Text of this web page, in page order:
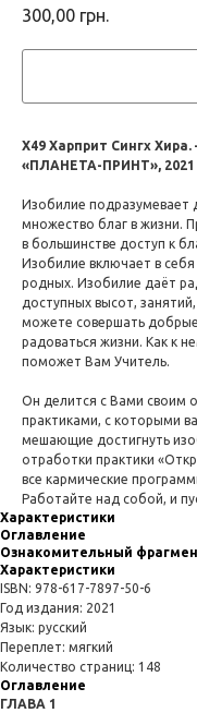
300,00 грн.
Х49 Харприт Сингх
«ПЛАНЕТА-ПРИНТ», 2021
Изобилие подразумевает
множество благ в жизни.
в большинстве доступ к
Изобилие включает в
родных. Изобилие даёт
доступных высот,
можете совершать
радоваться жизни. Как к
поможет Вам Учитель.
Он делится с Вами своим
практиками, с которыми
мешающие достигнуть
отработки практики
все кармические
Работайте над собой, и
Характеристики
Оглавление
Ознакомительный
Характеристики
ISBN: 978-617-7897-50-6
Год издания: 2021
Язык: русский
Переплет: мягкий
Количество страниц: 148
Оглавление
ГЛАВА 1